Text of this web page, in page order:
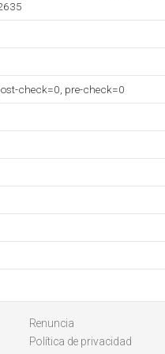
check=0, pre-check=0
Renuncia
Política de privacidad